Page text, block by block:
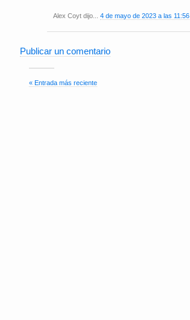
Alex Coyt dijo... 4 de mayo de 2023 a las 11:56
Publicar un comentario
« Entrada más reciente